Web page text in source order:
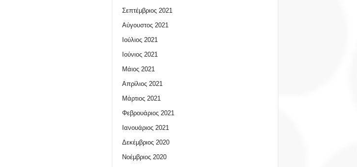
Σεπτέμβριος 2021
Αύγουστος 2021
Ιούλιος 2021
Ιούνιος 2021
Μάιος 2021
Απρίλιος 2021
Μάρτιος 2021
Φεβρουάριος 2021
Ιανουάριος 2021
Δεκέμβριος 2020
Νοέμβριος 2020